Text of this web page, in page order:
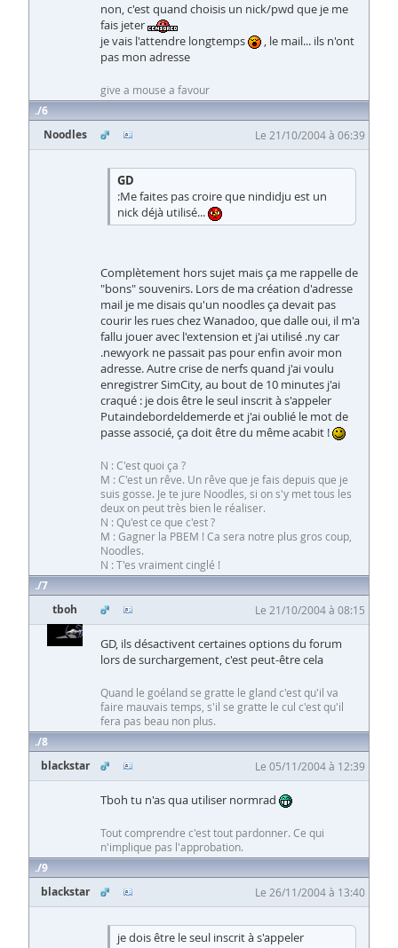
non, c'est quand choisis un nick/pwd que je me
fais jeter
je vais l'attendre longtemps
, le mail... ils n'ont
pas mon adresse
give a mouse a favour
6
Noodles
Le 21/10/2004 à 06:39
GD
:Me faites pas croire que nindidju est un
nick déjà utilisé...
Complètement hors sujet mais ça me rappelle de
"bons" souvenirs. Lors de ma création d'adresse
mail je me disais qu'un noodles ça devait pas
courir les rues chez Wanadoo, que dalle oui, il m'a
fallu jouer avec l'extension et j'ai utilisé .ny car
.newyork ne passait pas pour enfin avoir mon
adresse. Autre crise de nerfs quand j'ai voulu
enregistrer SimCity, au bout de 10 minutes j'ai
craqué : je dois être le seul inscrit à s'appeler
Putaindebordeldemerde et j'ai oublié le mot de
passe associé, ça doit être du même acabit !
N : C'est quoi ça ?
M : C'est un rêve. Un rêve que je fais depuis que je
suis gosse. Je te jure Noodles, si on s'y met tous les
deux on peut très bien le réaliser.
N : Qu'est ce que c'est ?
M : Gagner la PBEM ! Ca sera notre plus gros coup,
Noodles.
N : T'es vraiment cinglé !
7
tboh
Le 21/10/2004 à 08:15
GD, ils désactivent certaines options du forum
lors de surchargement, c'est peut-être cela
Quand le goéland se gratte le gland c'est qu'il va
faire mauvais temps, s'il se gratte le cul c'est qu'il
fera pas beau non plus.
8
blackstar
Le 05/11/2004 à 12:39
Tboh tu n'as qua utiliser normrad
Tout comprendre c'est tout pardonner. Ce qui
n'implique pas l'approbation.
9
blackstar
Le 26/11/2004 à 13:40
je dois être le seul inscrit à s'appeler